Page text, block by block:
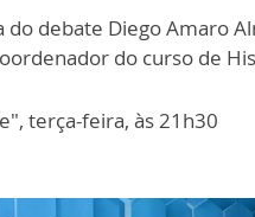
do debate Diego Amaro
do curso de
terça-feira, às 21h30